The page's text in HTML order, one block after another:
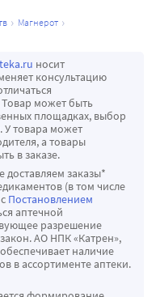
магнерот
носит
консультацию
может быть
площадках, выбор
У товара может
а товары
в заказе.
заказы*
(в том числе
Постановлением
аптечной
разрешение
АО НПК «Катрен»,
наличие
в ассортименте аптеки.